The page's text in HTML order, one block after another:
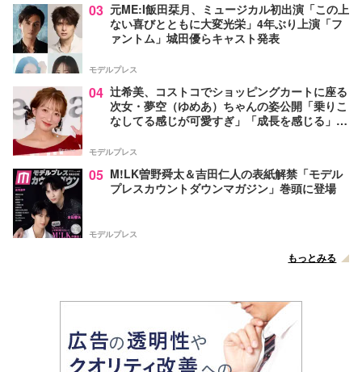
03 元ME:I飯田栞月、ミュージカル初出演「この上
ない喜びとともに大変光栄」4年ぶり上演「フ
ァントム」城田優らキャスト発表
モデルプレス
04 辻希美、コストコでショッピングカートに座る
次女・夢空（ゆめあ）ちゃんの姿公開「乗りこ
なしてる感じが可愛すぎ」「成長を感じる」の
モデルプレス
05 M!LK曽野舜太＆吉田仁人の表紙解禁「モデル
プレスカウントダウンマガジン」巻頭に登場
モデルプレス
もっとみる